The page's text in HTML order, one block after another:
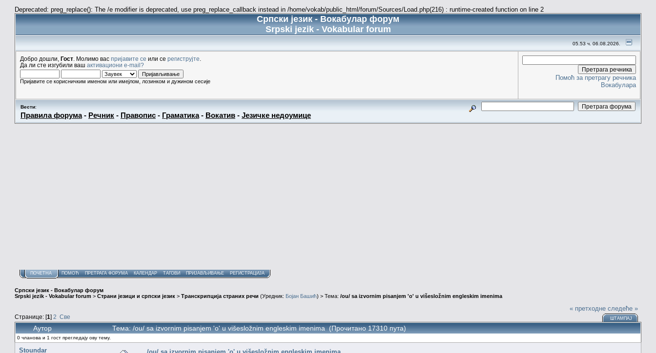
Deprecated: preg_replace(): The /e modifier is deprecated, use preg_replace_callback instead in /home/vokab/public_html/forum/Sources/Load.php(216) : runtime-created function on line 2
Српски језик - Вокабулар форум
Srpski jezik - Vokabular forum
05.53 ч. 06.08.2026.
Добро дошли, Гост . Молимо вас пријавите се или се региструјте
Да ли сте изгубили ваш активациони e-mail?
Пријавите се корисничким именом или имејлом, лозинком и дужином сесије
Помоћ за претрагу речника
Вокабулара
Вести:
Правила форума- Речник - Правопис - Граматика- Вокатив - Језичке недоумице
ПОЧЕТНА ПОМОЋ ПРЕТРАГА ФОРУМА КАЛЕНДАР ТАГОВИ ПРИЈАВЉИВАЊЕ РЕГИСТРАЦИЈА
Српски језик - Вокабулар форум
Srpski jezik - Vokabular forum > Страни језици и српски језик > Транскрипција страних речи (Уредник: Бојан Башић) > Тема: /ou/ sa izvornim pisanjem 'o' u višesložnim engleskim imenima
Странице: [1] 2 Све
« претходне следеће »
ШТАМПАЈ
Аутор Тема: /ou/ sa izvornim pisanjem 'o' u višesložnim engleskim imenima (Прочитано 17310 пута)
0 чланова и 1 гост прегледају ову тему.
Stoundar